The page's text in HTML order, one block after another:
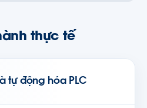
thực tế
tự động hóa PLC